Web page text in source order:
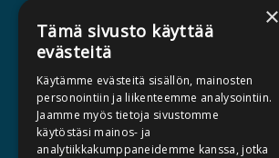
KIRJA TILAUSTYÖNÄ
MEDIALLE
LASKUTUSOSOITTEET
×
Tämä sivusto käyttää
evästeitä
Käytämme evästeitä sisällön, mainosten
personointiin ja liikenteemme analysointiin.
Jaamme myös tietoja sivustomme
käytöstäsi mainos- ja
analytiikkakumppaneidemme kanssa, jotka